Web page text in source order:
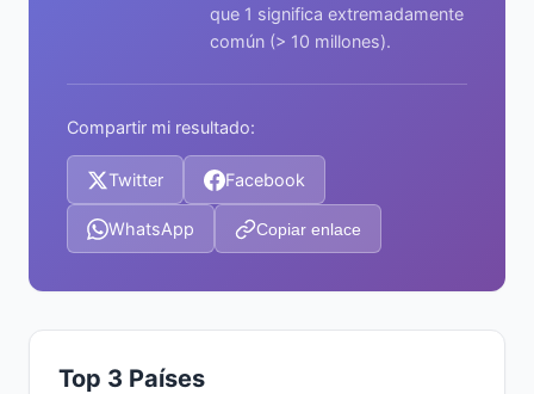
que 1 significa extremadamente
común (> 10 millones).
Compartir mi resultado:
Twitter Facebook
WhatsApp Copiar enlace
Top 3 Países